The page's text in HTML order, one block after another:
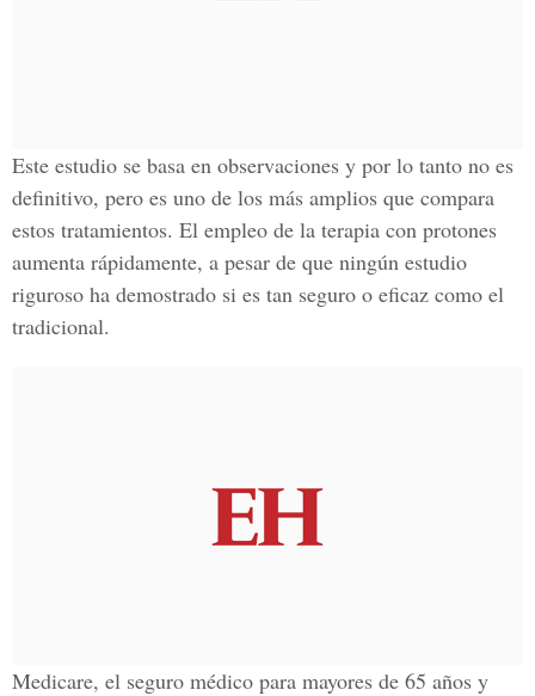
Este estudio se basa en observaciones y por lo tanto no es
definitivo, pero es uno de los más amplios que compara
estos tratamientos. El empleo de la terapia con protones
aumenta rápidamente, a pesar de que ningún estudio
riguroso ha demostrado si es tan seguro o eficaz como el
tradicional.
Medicare, el seguro médico para mayores de 65 años y